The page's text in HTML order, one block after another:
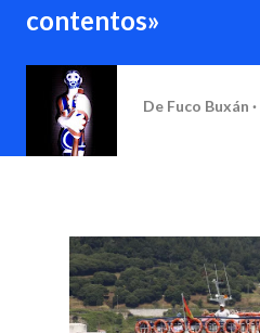
contentos»
De Fuco Buxán